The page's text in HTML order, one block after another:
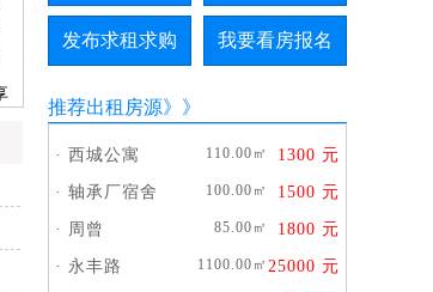
发布求租求购 我要看房报名
推荐出租房源》》
· 西城公寓 110.00㎡ 1300 元
· 轴承厂宿舍 100.00㎡ 1500 元
· 周曾 85.00㎡ 1800 元
· 永丰路 1100.00㎡ 25000 元